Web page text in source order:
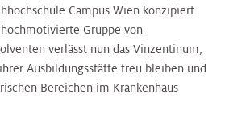
Campus Wien konzipiert
Gruppe von
verlässt nun das Vinzentinum,
Ausbildungsstätte treu bleiben und
Bereichen im Krankenhaus